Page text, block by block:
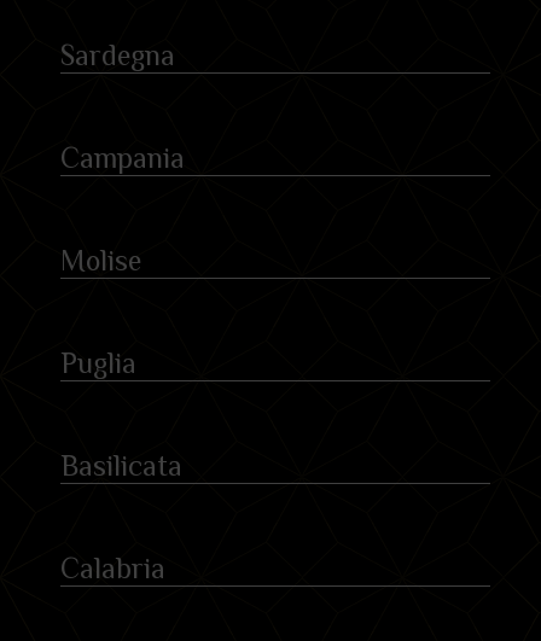
Sardegna
Campania
Molise
Puglia
Basilicata
Calabria